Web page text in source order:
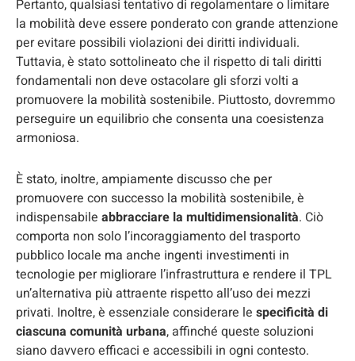
Pertanto, qualsiasi tentativo di regolamentare o limitare
la mobilità deve essere ponderato con grande attenzione
per evitare possibili violazioni dei diritti individuali.
Tuttavia, è stato sottolineato che il rispetto di tali diritti
fondamentali non deve ostacolare gli sforzi volti a
promuovere la mobilità sostenibile. Piuttosto, dovremmo
perseguire un equilibrio che consenta una coesistenza
armoniosa.
È stato, inoltre, ampiamente discusso che per
promuovere con successo la mobilità sostenibile, è
indispensabile abbracciare la multidimensionalità. Ciò
comporta non solo l’incoraggiamento del trasporto
pubblico locale ma anche ingenti investimenti in
tecnologie per migliorare l’infrastruttura e rendere il TPL
un’alternativa più attraente rispetto all’uso dei mezzi
privati. Inoltre, è essenziale considerare le specificità di
ciascuna comunità urbana, affinché queste soluzioni
siano davvero efficaci e accessibili in ogni contesto.